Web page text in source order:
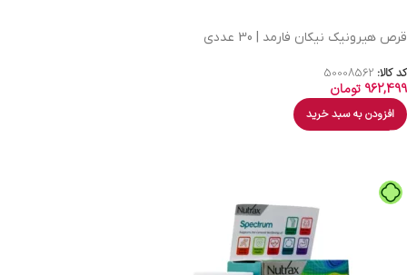
قرص هیرونیک نیکان فارمد | 30 عددی
کد کالا: 50008562
962,499 تومان
افزودن به سبد خرید